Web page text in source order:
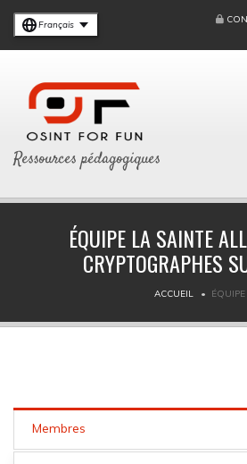
Français
Ressources pédagogiques
ÉQUIPE LA SAINTE
CRYPTOGRAPHES
ACCUEIL ÉQUIPE
Membres